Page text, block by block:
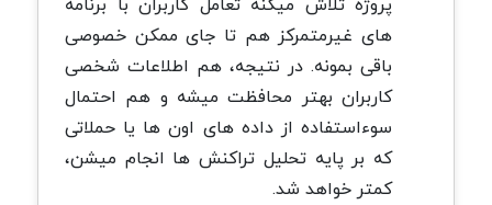
های غیرمتمرکز هم تا جای ممکن خصوصی
باقی بمونه. در نتیجه، هم اطلاعات شخصی
کاربران بهتر محافظت میشه و هم احتمال
سوءاستفاده از داده های اون ها یا حملاتی
که بر پایه تحلیل تراکنش ها انجام میشن،
کمتر خواهد شد.